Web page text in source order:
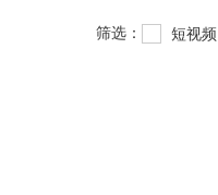
筛选： 短视频